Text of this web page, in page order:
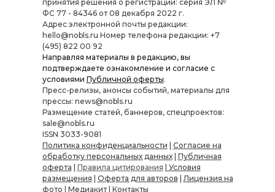
принятия решения о регистрации: серия ЭЛ №
ФС 77 - 84346 от 08 декабря 2022 г.
Адрес электронной почты редакции:
hello@nobls.ru Номер телефона редакции: +7
(495) 822 00 92
Направляя материалы в редакцию, вы
подтверждаете ознакомление и согласие с
условиями Публичной оферты.
Пресс-релизы, анонсы событий, материалы для
прессы: news@nobls.ru
Размещение статей, баннеров, спецпроектов:
sale@nobls.ru
ISSN 3033-9081
Политика конфиденциальности | Согласие на
обработку персональных данных| Публичная
оферта | Правила цитирования | Условия
размещения | Оферта для авторов | Лицензия на
фото | Медиакит| Контакты